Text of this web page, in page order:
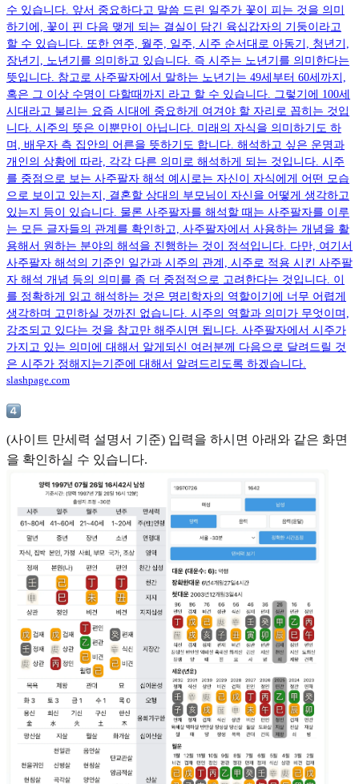
수 있습니다. 앞서 중요하다고 말씀 드린 일주가 꽃이 피는 것을 의미
하기에, 꽃이 핀 다음 맺게 되는 결실이 담긴 육십갑자의 기둥이라고
할 수 있습니다. 또한 연주, 월주, 일주, 시주 순서대로 아동기, 청년기,
장년기, 노년기를 의미하고 있습니다. 즉 시주는 노년기를 의미한다는
뜻입니다. 참고로 사주팔자에서 말하는 노년기는 49세부터 60세까지,
혹은 그 이상 수명이 다할때까지 라고 할 수 있습니다. 그렇기에 100세
시대라고 불리는 요즘 시대에 중요하게 여겨야 할 자리로 꼽히는 것입
니다. 시주의 뜻은 이뿐만이 아닙니다. 미래의 자식을 의미하기도 하
며, 배우자 측 집안의 어른을 뜻하기도 합니다. 해석하고 싶은 운명과
개인의 상황에 따라, 각각 다른 의미로 해석하게 되는 것입니다. 시주
를 중점으로 보는 사주팔자 해석 예시로는 자신이 자식에게 어떤 모습
으로 보이고 있는지, 결혼할 상대의 부모님이 자신을 어떻게 생각하고
있는지 등이 있습니다. 물론 사주팔자를 해석할 때는 사주팔자를 이루
는 모든 글자들의 관계를 확인하고, 사주팔자에서 사용하는 개념을 활
용해서 원하는 분야의 해석을 진행하는 것이 정석입니다. 다만, 여기서
사주팔자 해석의 기준인 일간과 시주의 관계, 시주로 적용 시킨 사주팔
자 해석 개념 등의 의미를 좀 더 중점적으로 고려한다는 것입니다. 이
를 정확하게 읽고 해석하는 것은 명리학자의 역할이기에 너무 어렵게
생각하며 고민하실 것까진 없습니다. 시주의 역할과 의미가 무엇이며,
강조되고 있다는 것을 참고만 해주시면 됩니다. 사주팔자에서 시주가
가지고 있는 의미에 대해서 알게되신 여러분께 다음으로 달려드릴 것
은 시주가 정해지는기준에 대해서 알려드리도록 하겠습니다.
slashpage.com
(사이트 만세력 설명서 기준) 입력을 하시면 아래와 같은 화면
을 확인하실 수 있습니다.